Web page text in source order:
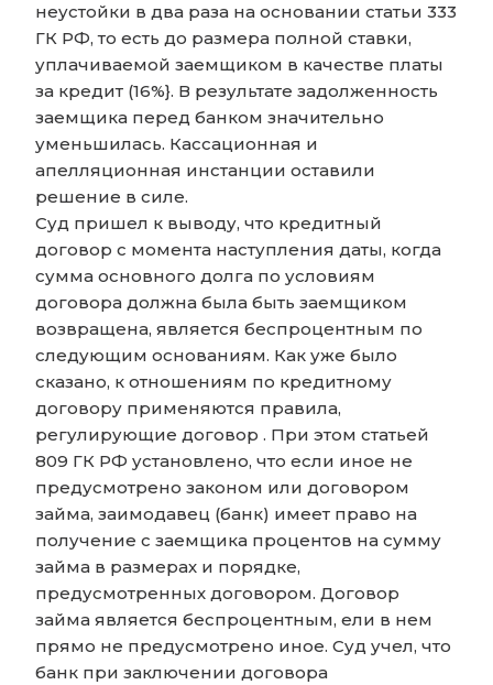
неустойки в два раза на основании статьи 333
ГК РФ, то есть до размера полной ставки,
уплачиваемой заемщиком в качестве платы
за кредит (16%}. В результате задолженность
заемщика перед банком значительно
уменьшилась. Кассационная и
апелляционная инстанции оставили
решение в силе.
Суд пришел к выводу, что кредитный
договор с момента наступления даты, когда
сумма основного долга по условиям
договора должна была быть заемщиком
возвращена, является беспроцентным по
следующим основаниям. Как уже было
сказано, к отношениям по кредитному
договору применяются правила,
регулирующие договор . При этом статьей
809 ГК РФ установлено, что если иное не
предусмотрено законом или договором
займа, заимодавец (банк) имеет право на
получение с заемщика процентов на сумму
займа в размерах и порядке,
предусмотренных договором. Договор
займа является беспроцентным, ели в нем
прямо не предусмотрено иное. Суд учел, что
банк при заключении договора